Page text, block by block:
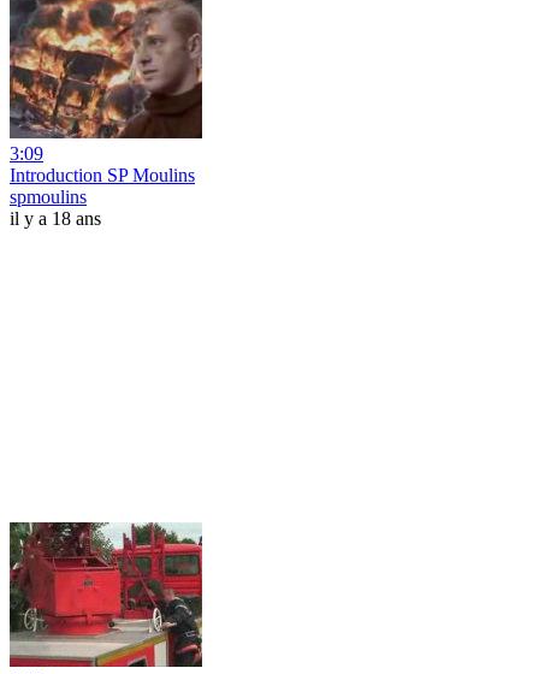
3:09
Introduction SP Moulins
spmoulins
il y a 18 ans